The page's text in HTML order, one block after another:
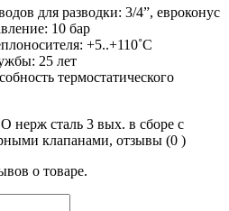
для разводки: 3/4”, евроконус
10 бар
+5..+110˚C
25 лет
термостатического
нерж сталь 3 вых. в сборе с
клапанами, отзывы (0 )
о товаре.